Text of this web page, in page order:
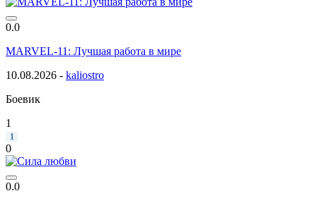
0.0
MARVEL-11: Лучшая работа в мире
10.08.2026 - kaliostro
Боевик
1
1
0
0.0